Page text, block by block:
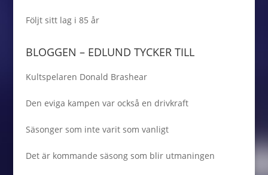
Följt sitt lag i 85 år
BLOGGEN – EDLUND TYCKER TILL
Kultspelaren Donald Brashear
Den eviga kampen var också en drivkraft
Säsonger som inte varit som vanligt
Det är kommande säsong som blir utmaningen